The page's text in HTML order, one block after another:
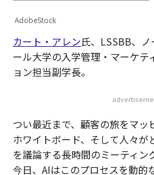
AdobeStock
カート・アレン氏、LSSBB、
ール大学の入学管理・マーケテ
ョン担当副学長。
つい最近まで、顧客の旅をマッ
ホワイトボード、そして人々
を議論する長時間のミーティン
今日、AIはこのプロセスを動的